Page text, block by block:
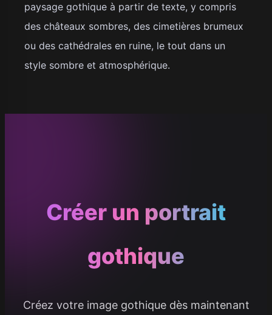
paysage gothique à partir de texte, y compris
des châteaux sombres, des cimetières brumeux
ou des cathédrales en ruine, le tout dans un
style sombre et atmosphérique.
Créer un portrait
gothique
Créez votre image gothique dès maintenant